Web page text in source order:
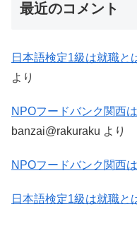
最近のコメント
日本語検定1級は就職と
より
NPOフードバンク関西
banzai@rakuraku より
NPOフードバンク関西
日本語検定1級は就職と